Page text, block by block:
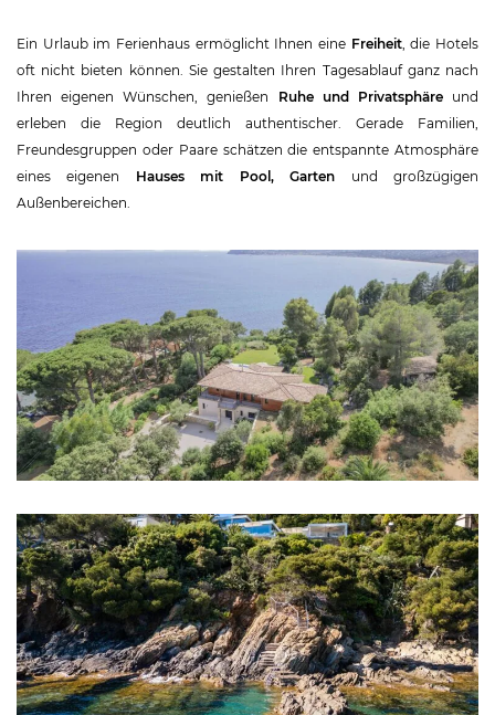
Ein Urlaub im Ferienhaus ermöglicht Ihnen eine Freiheit, die Hotels
oft nicht bieten können. Sie gestalten Ihren Tagesablauf ganz nach
Ihren eigenen Wünschen, genießen Ruhe und Privatsphäreund
erleben die Region deutlich authentischer. Gerade Familien,
Freundesgruppen oder Paare schätzen die entspannte Atmosphäre
eines eigenen Hauses mit Pool, Garten und großzügigen
Außenbereichen.